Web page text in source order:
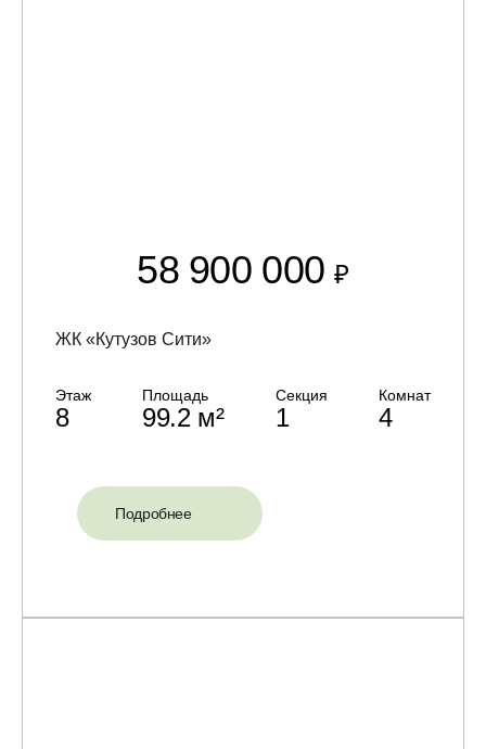
58 900 000₽
ЖК «Кутузов Сити»
Этаж
8
Площадь
99.2 м²
Секция
1
Комнат
4
Подробнее